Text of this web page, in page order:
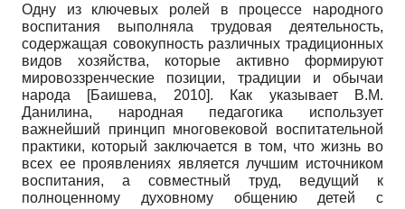
Одну из ключевых ролей в процессе народного
воспитания выполняла трудовая деятельность,
содержащая совокупность различных традиционных
видов хозяйства, которые активно формируют
мировоззренческие позиции, традиции и обычаи
народа [Баишева, 2010]. Как указывает В.М.
Данилина, народная педагогика использует
важнейший принцип многовековой воспитательной
практики, который заключается в том, что жизнь во
всех ее проявлениях является лучшим источником
воспитания, а совместный труд, ведущий к
полноценному духовному общению детей с